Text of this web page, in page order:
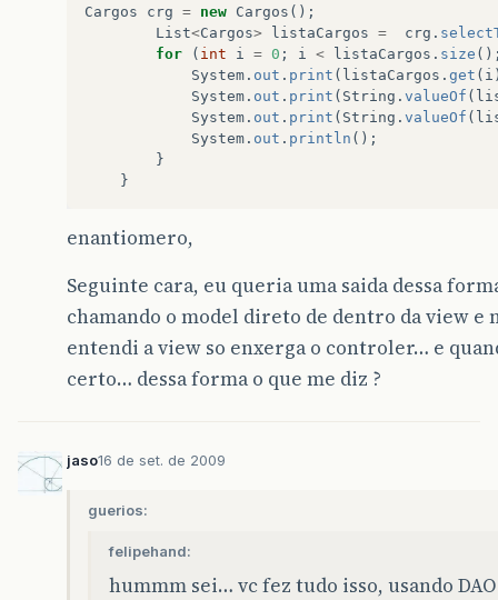
Cargos crg = new Cargos ();
List<Cargos> listaCargos = crg .
for
( int i = 0 ; i < listaCargos . size
System . out . print ( listaCargos . get ( i
System . out . print ( String . valueOf (
System . out . print ( String . valueOf (
System . out . println ();
}
}
enantiomero,
Seguinte cara, eu queria uma saida dessa
chamando o model direto de dentro da view e
entendi a view so enxerga o controler… e
certo… dessa forma o que me diz ?
jaso16 de set. de 2009
guerios:
felipehand:
hummm sei… vc fez tudo isso, usando